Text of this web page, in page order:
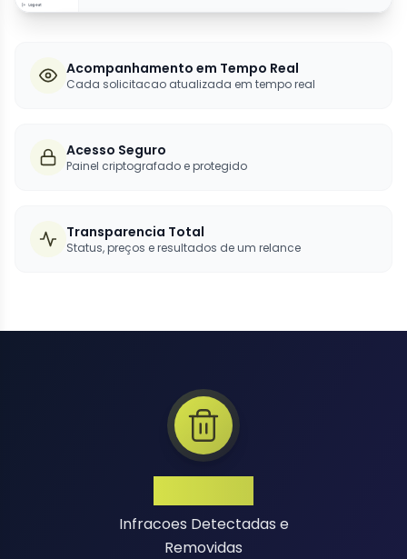
Acompanhamento em Tempo Real
Cada solicitacao atualizada em tempo real
Acesso Seguro
Painel criptografado e protegido
Transparencia Total
Status, preços e resultados de um relance
Infracoes Detectadas e
Removidas